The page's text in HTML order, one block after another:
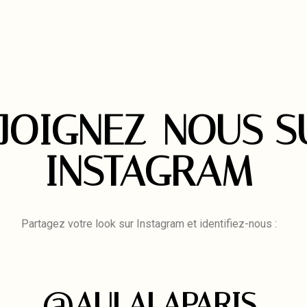
NOUS
INSTAGRAM
Partagez votre look sur Instagram et identifiez-nous :